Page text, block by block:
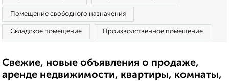
Помещение свободного назначения
Складское помещение Производственное помещение
Свежие, новые объявления о продаже,
аренде недвижимости, квартиры, комнаты,